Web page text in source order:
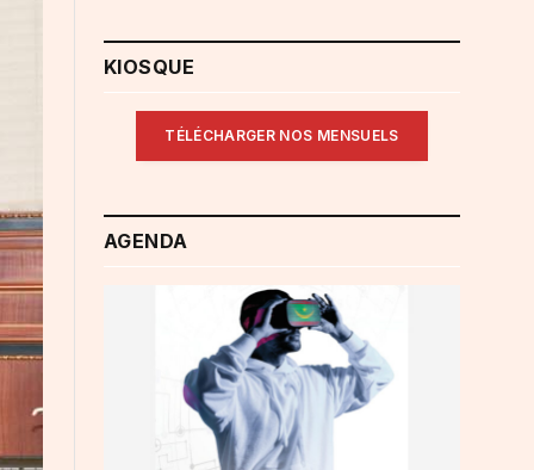
KIOSQUE
TÉLÉCHARGER NOS MENSUELS
AGENDA